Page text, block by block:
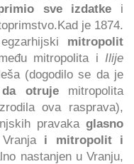
sve izdatke i
je 1874.
mitropolit
mitropolita i Ilije
(dogodilo se da je
da otrujemitropolita
ova rasprava),
pravaka glasno
i mitropolit i
nastanjen u Vranju,